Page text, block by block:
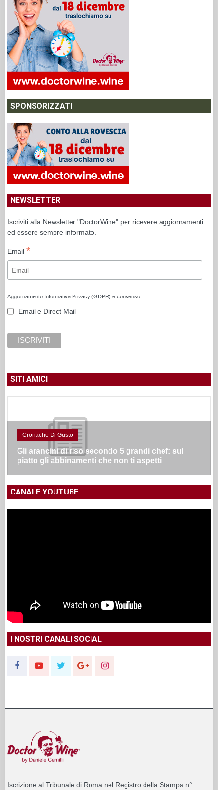
SPONSORIZZATI
NEWSLETTER
Iscriviti alla Newsletter "DoctorWine" per ricevere aggiornamenti
ed essere sempre informato.
Email *
Aggiornamento Informativa Privacy (GDPR) e consenso
Email e Direct Mail
SITI AMICI
Cronache Di Gusto
Gli arancini di riso secondo 5 grandi chef: sul
piatto gli abbinamenti che non ti aspetti
CANALE YOUTUBE
I NOSTRI CANALI SOCIAL
Iscrizione al Tribunale di Roma nel Registro della Stampa n°